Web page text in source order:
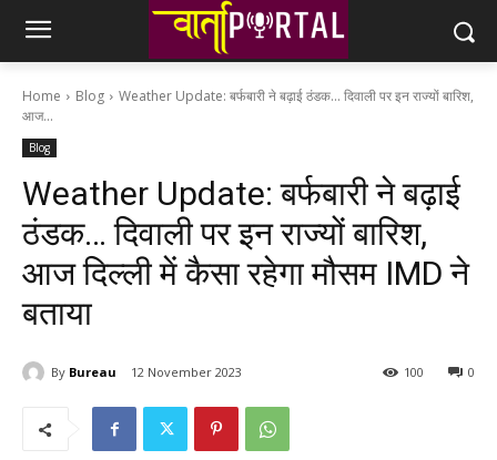
Home Blog
Weather Update: बर्फबारी ने बढ़ाई ठंडक... दिवाली पर इन राज्यों बारिश,
आज...
Blog
Weather Update: बर्फबारी ने बढ़ाई
ठंडक… दिवाली पर इन राज्यों बारिश,
आज दिल्ली में कैसा रहेगा मौसम IMD ने
बताया
By Bureau 12 November 2023 0
100